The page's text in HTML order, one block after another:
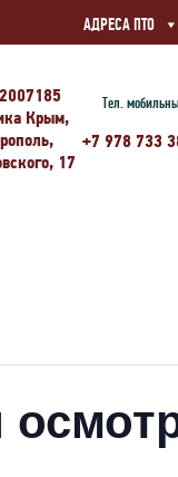
АДРЕСА ПТО
Крым,
17
Тел.
+7 978 733